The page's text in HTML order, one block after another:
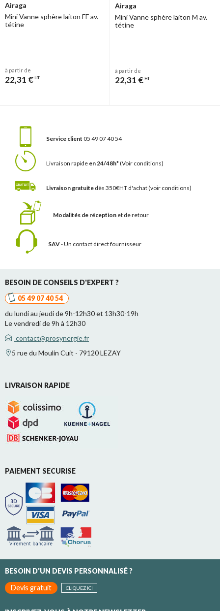
Airaga
Mini Vanne sphère laiton FF av.
tétine
à partir de
22,31 € HT
Airaga
Mini Vanne sphère laiton M av.
tétine
à partir de
22,31 € HT
Service client 05 49 07 40 54
Livraison rapide en 24/48h*(Voir conditions)
Livraison gratuite dès 350€HT d'achat(voir conditions)
Modalités de réception et de retour
SAV- Un contact direct fournisseur
BESOIN DE CONSEILS D'EXPERT ?
05 49 07 40 54
du lundi au jeudi de 9h-12h30 et 13h30-19h
Le vendredi de 9h à 12h30
contact@prosynergie.fr
5 rue du Moulin Cuit - 79120 LEZAY
LIVRAISON RAPIDE
PAIEMENT SECURISE
BESOIN D'UN DEVIS PERSONNALISÉ ?
Devis gratuit
CLIQUEZ ICI